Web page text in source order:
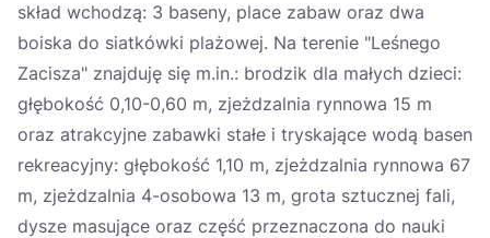
skład wchodzą: 3 baseny, place zabaw oraz dwa
boiska do siatkówki plażowej. Na terenie "Leśnego
Zacisza" znajduję się m.in.: brodzik dla małych dzieci:
głębokość 0,10-0,60 m, zjeżdzalnia rynnowa 15 m
oraz atrakcyjne zabawki stałe i tryskające wodą basen
rekreacyjny: głębokość 1,10 m, zjeżdzalnia rynnowa 67
m, zjeżdzalnia 4-osobowa 13 m, grota sztucznej fali,
dysze masujące oraz część przeznaczona do nauki